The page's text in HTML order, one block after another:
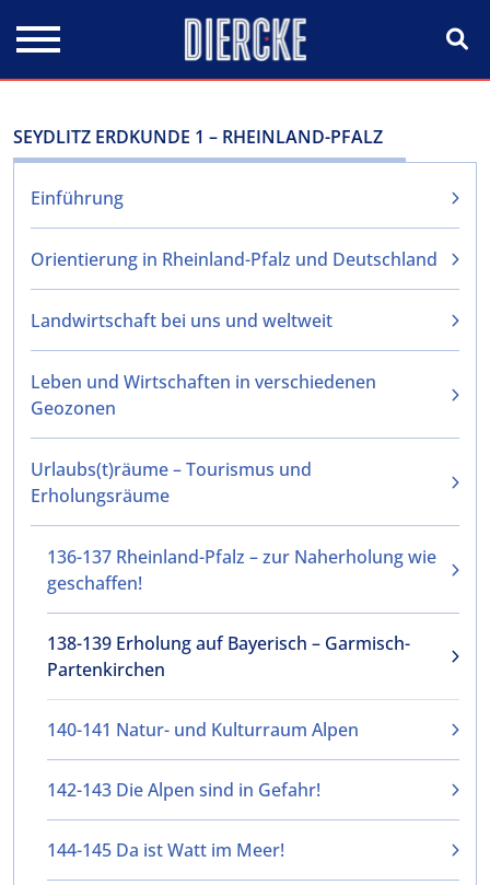
SEYDLITZ ERDKUNDE 1 – RHEINLAND-PFALZ
Einführung
Orientierung in Rheinland-Pfalz und Deutschland
Landwirtschaft bei uns und weltweit
Leben und Wirtschaften in verschiedenen
Geozonen
Urlaubs(t)räume – Tourismus und
Erholungsräume
136-137 Rheinland-Pfalz – zur Naherholung wie
geschaffen!
138-139 Erholung auf Bayerisch – Garmisch-
Partenkirchen
140-141 Natur- und Kulturraum Alpen
142-143 Die Alpen sind in Gefahr!
144-145 Da ist Watt im Meer!